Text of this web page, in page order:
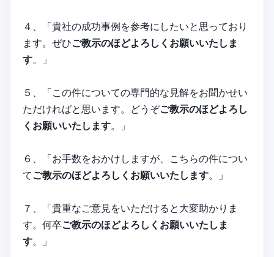
４、「貴社の成功事例を参考にしたいと思っており
ます。ぜひご教示のほどよろしくお願いいたしま
す。」
５、「この件についての専門的な見解をお聞かせい
ただければと思います。どうぞご教示のほどよろし
くお願いいたします。」
６、「お手数をおかけしますが、こちらの件につい
てご教示のほどよろしくお願いいたします。」
７、「貴重なご意見をいただけると大変助かりま
す。何卒ご教示のほどよろしくお願いいたしま
す。」